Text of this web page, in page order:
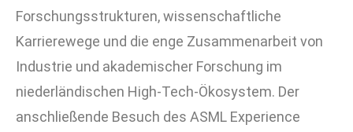
Forschungsstrukturen, wissenschaftliche
Karrierewege und die enge Zusammenarbeit von
Industrie und akademischer Forschung im
niederländischen High-Tech-Ökosystem. Der
anschließende Besuch des ASML Experience